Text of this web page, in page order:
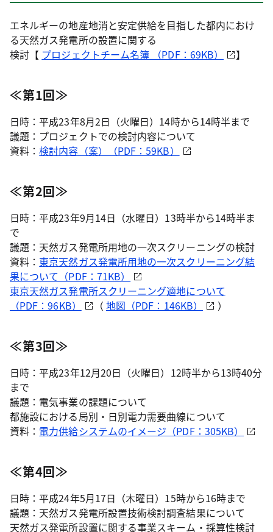
エネルギーの地産地消と安定供給を目指した都内におけ
る天然ガス発電所の設置に関する
検討【 プロジェクトチーム名簿 （PDF：69KB） 】
≪第1回≫
日時：平成23年8月2日（火曜日）14時から14時半まで
議題：プロジェクトでの検討内容について
資料：検討内容（案）（PDF：59KB）
≪第2回≫
日時：平成23年9月14日（水曜日）13時半から14時半ま
で
議題：天然ガス発電所用地の一次スクリーニングの検討
資料： 東京天然ガス発電所用地の一次スクリーニング結
果について（PDF：71KB）
東京天然ガス発電所スクリーニング適地について
（PDF：96KB）
（ 地図（PDF：146KB） ）
≪第3回≫
日時：平成23年12月20日（火曜日）12時半から13時40分
まで
議題：電気事業の課題について
都施設における局別・日別電力需要曲線について
資料： 電力供給システムのイメージ（PDF：305KB）
≪第4回≫
日時：平成24年5月17日（木曜日）15時から16時まで
議題：天然ガス発電所設置技術検討調査結果について
天然ガス発電所設置に関する事業スキーム・採算性検討